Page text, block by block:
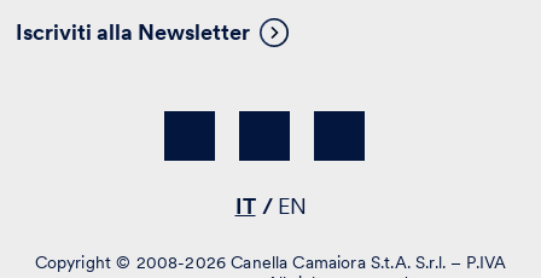
Iscriviti alla Newsletter
IT EN
Copyright © 2008-2026 Canella Camaiora S.t.A. S.r.l. – P.IVA